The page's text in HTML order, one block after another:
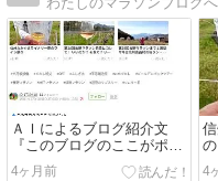
ＡＩによるブログ紹介文
『このブログのここがポイ
ント』
4ヶ月前
4